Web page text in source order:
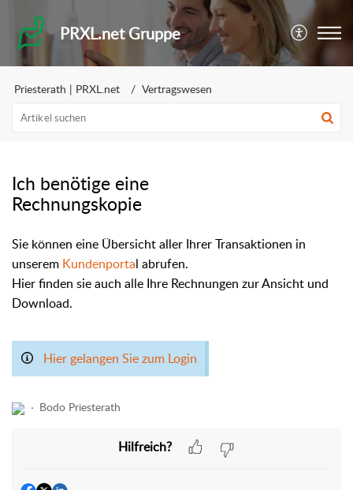
PRXL.net Gruppe
Priesterath | PRXL.net Vertragswesen
Ich benötige eine
Rechnungskopie
Sie können eine Übersicht aller Ihrer Transaktionen in
unserem Kundenportal abrufen.
Hier finden sie auch alle Ihre Rechnungen zur Ansicht und
Download.
Hier gelangen Sie zum Login
Bodo Priesterath
Hilfreich?